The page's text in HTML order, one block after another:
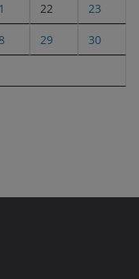
22 23
29 30